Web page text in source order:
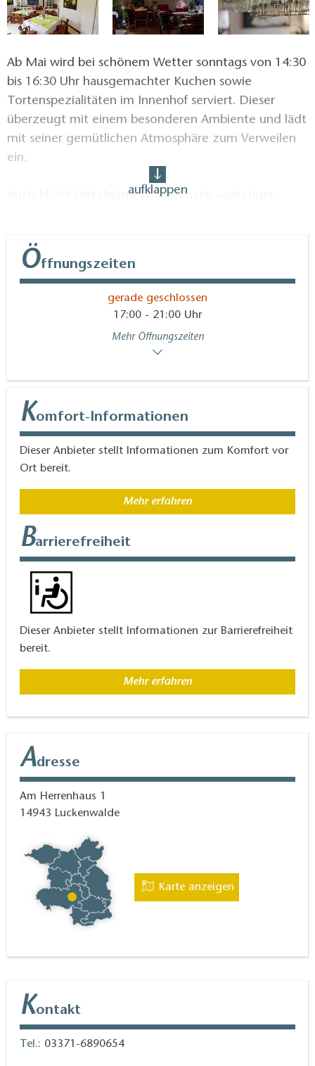
Ab Mai wird bei schönem Wetter sonntags von 14:30
bis 16:30 Uhr hausgemachter Kuchen sowie
Tortenspezialitäten im Innenhof serviert. Dieser
überzeugt mit einem besonderen Ambiente und lädt
mit seiner gemütlichen Atmosphäre zum Verweilen
ein.
Auch Nicht-Hotelgäste können nach vorheriger
aufklappen
Öffnungszeiten
gerade geschlossen
17:00 - 21:00 Uhr
Mehr Öffnungszeiten
Komfort-Informationen
Dieser Anbieter stellt Informationen zum Komfort vor
Ort bereit.
Mehr erfahren
Barrierefreiheit
Dieser Anbieter stellt Informationen zur Barrierefreiheit
bereit.
Mehr erfahren
Adresse
Am Herrenhaus 1
14943 Luckenwalde
Karte anzeigen
Kontakt
Tel.: 03371-6890654